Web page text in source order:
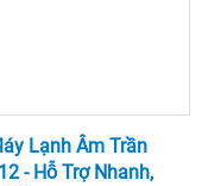
Lạnh Âm Trần
- Hỗ Trợ Nhanh,